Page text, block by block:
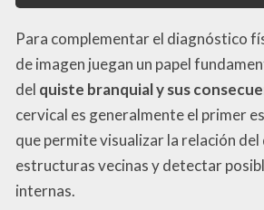
Para complementar el diagnóstico
de imagen juegan un papel
del quiste branquial y sus
cervical es generalmente el primer
que permite visualizar la relación del
estructuras vecinas y detectar
internas.